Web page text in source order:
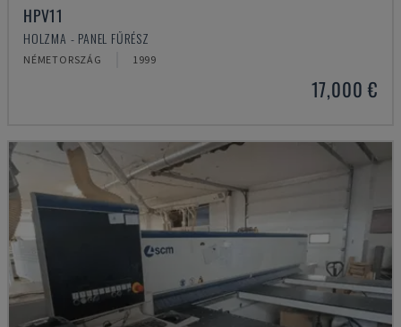
HPV11
HOLZMA - PANEL FŰRÉSZ
NÉMETORSZÁG 1999
17,000 €